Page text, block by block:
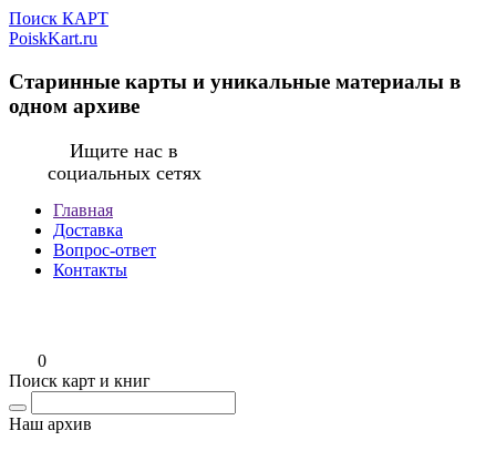
Поиск КАРТ
PoiskKart.ru
Старинные карты и уникальные материалы в
одном архиве
Ищите нас в
социальных сетях
Главная
Доставка
Вопрос-ответ
Контакты
0
Поиск карт и книг
Наш архив